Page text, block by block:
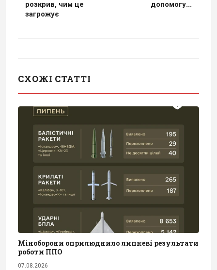
розкрив, чим це
загрожує
допомогу...
СХОЖІ СТАТТІ
Міноборони оприлюднило липневі результати
роботи ППО
07.08.2026